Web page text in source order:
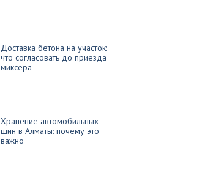
Доставка бетона на участок:
что согласовать до приезда
миксера
Хранение автомобильных
шин в Алматы: почему это
важно